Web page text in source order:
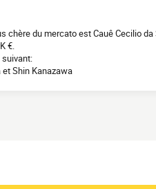
chère du mercato est Cauê Cecilio
€.
Shin Kanazawa